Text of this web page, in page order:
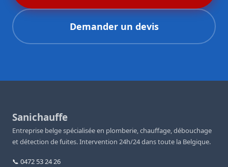
Demander un devis
Sanichauffe
Entreprise belge spécialisée en plomberie, chauffage, débouchage
et détection de fuites. Intervention 24h/24 dans toute la Belgique.
📞 0472 53 24 26